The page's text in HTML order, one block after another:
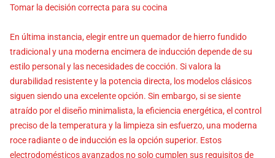
Tomar la decisión correcta para su cocina
En última instancia, elegir entre un quemador de hierro fundido
tradicional y una moderna encimera de inducción depende de su
estilo personal y las necesidades de cocción. Si valora la
durabilidad resistente y la potencia directa, los modelos clásicos
siguen siendo una excelente opción. Sin embargo, si se siente
atraído por el diseño minimalista, la eficiencia energética, el control
preciso de la temperatura y la limpieza sin esfuerzo, una moderna
roce radiante o de inducción es la opción superior. Estos
electrodomésticos avanzados no solo cumplen sus requisitos de